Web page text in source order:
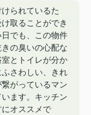
られているた
取ることができ
でも、この物件
の臭いの心配な
とトイレが分か
さわしい、きれ
がっているマン
ます。キッチン
オススメで